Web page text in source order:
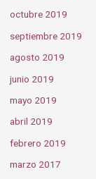
octubre 2019
septiembre 2019
agosto 2019
junio 2019
mayo 2019
abril 2019
febrero 2019
marzo 2017